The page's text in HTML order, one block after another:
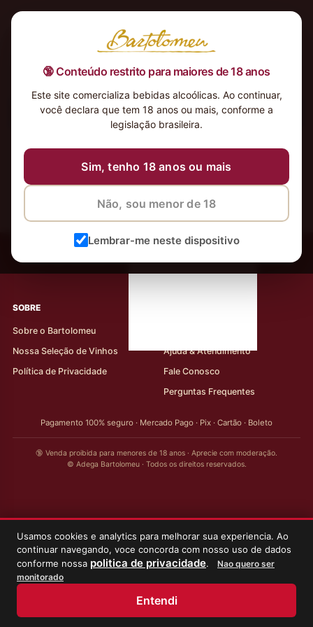
🔞 Conteúdo restrito para maiores de 18 anos
Este site comercializa bebidas alcoólicas. Ao continuar,
você declara que tem 18 anos ou mais, conforme a
legislação brasileira.
Sim, tenho 18 anos ou mais
Não, sou menor de 18
Lembrar-me neste dispositivo
Nenhum produto foi encontrado para a sua seleção.
Usamos cookies e analytics para melhorar sua experiencia. Ao
continuar navegando, voce concorda com nosso uso de dados
conforme nossa politica de privacidade.
Nao quero ser
monitorado
Entendi
‹ Meus Vinhos
Mais de 80.000 clientes apaixonados por nossos
rótulos
SOBRE
Sobre o Bartolomeu
Nossa Seleção de Vinhos
Política de Privacidade
Ajuda & Atendimento
Fale Conosco
Perguntas Frequentes
Pagamento 100% seguro · Mercado Pago · Pix · Cartão · Boleto
🔞 Venda proibida para menores de 18 anos · Aprecie com moderação.
© Adega Bartolomeu · Todos os direitos reservados.